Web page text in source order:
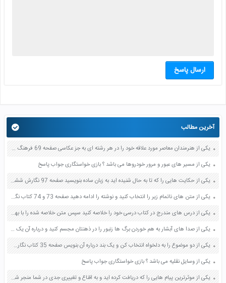
ارسال پاسخ
آخرین مطالب
یکی از هنرمندان معاصر مورد علاقه خود را در هر رشته ای به جز عکاسی صفحه 69 فرهنگ و هنر نهم
یکی از مسیر های عبور و مرور خودروها می باشد ؟ بازی خواستگاری جواب پاسخ
یکی از حکایت هایی را که تا به حال شنیده اید به زبان ساده بنویسید صفحه 97 نگارش ششم دبستان
یکی از متن های ناتمام زیر را انتخاب کنید و نوشته را ادامه دهید صفحه 73 و 74 کتاب نگارش فارسی پنجم دبستان
یکی از درس های مندرج در کتاب درسی خود را خلاصه کنید سپس متن خلاصه شده را با بهره گیری از روش های دسته بندی نمودار جدول نقشه مفهومی نشان دهید صفحه 118 نگارش یازدهم
یکی از صدا های آبشار به هم خوردن برگ ها زنبور را در ذهنتان مجسم کنید و درباره آن یک بند بنویسید صفحه 11 نگارش پنجم
یکی از دو موضوع را به دلخواه انتخاب کن و یک بند درباره آن بنویس صفحه 35 کتاب نگارش فارسی سوم
یکی از وسایل نقلیه می باشد ؟ بازی خواستگاری جواب پاسخ
یکی از موثرترین پیام هایی را که دریافت کرده اید و به اقناع و تغییری جدی در شما منجر شده است برسی کنید و علت این تاثیر گذاری قابل توجه را بنویسید صفحه 52 تفکر و سواد رسانه ای دهم